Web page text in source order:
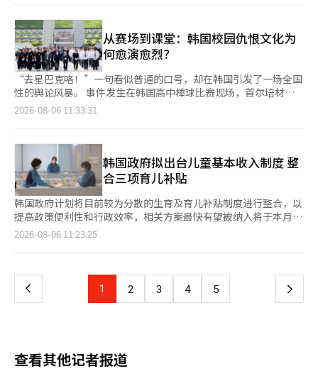
储芯片企业的来势汹汹。近期成功在A股上市的长鑫存储借助全球
存储器供应紧张的市场环境，向持续约30年的全球DRAM“三强格
局”发起挑战。 CXMT今年第二季度全球DRAM市场份额已达到约
7%，同比增速超过700%。通过此次IPO，公司筹集约14万亿韩元
资金，并计划投入生产线扩张和技术研发，以进一步缩小与全球领
先企业之间的差距。 除存储器生产能力外，中国半导体设备产业
的自主化进程也在加快。在先进极紫外（EUV）光刻设备受到美国
内人士表示，今年下半年存储器供应不足带来的景气行情仍将持
续，这种趋势预计可能延续至明年。必须密切关注以长鑫存储为代
表的中国企业不断扩大的存储器供应能力，以及其对全球市场格局
产生的影响。
在本月7日达到峰值，首尔最高气温预计将达39℃，仁川、光州最
高38℃，大田、大邱37℃。随着大气环流发生变化，自本周末
起，高空云层增多、日照减弱，来自东部海域的湿润气流将为东海
岸和济州地区带来明显降雨，高温天气将有所缓和。 不过，气象
部门指出，此次降温并不意味着酷暑结束。未来一周，全国大部分
地区白天气温仍将维持在28至36摄氏度之间，明显高于常年同期
水平，部分地区体感温度仍可能接近35摄氏度。 受东风影响，江
原道东海岸及山区、庆尚北道东部沿海和济州山区周末将出现较强
滑坡等次生灾害。 此外，今年第13号台风“海豚”预计将于10日
前后登陆中国上海以南沿海地区。气象厅表示，台风过后东亚大气
环流仍存在较大不确定性，不排除副热带高压再次加强，导致极端
高温卷土重来的可能。
韩国股市极高的市值权重。连彭博社都开始担忧，韩国市场变得越
来越“不适合投资”。 太阳底下无新事，当监管部门近期再次出
台提高保证金等措施时，人们发现，这些办法几乎都是十多年前已
经用过的“老配方”。如果当初多翻翻历史档案，也许今天就不用
重新补这堂课。 金融创新当然值得鼓励，但创新不等于放大杠
杆，更不意味着忘记历史。尤其是在投资者本就偏爱高风险产品的
市场环境中，任何制度设计都应充分考虑行为特征，而不是只看到
产品本身的吸引力。 市场需要活力，也需要边界。真正成熟的资
持合理匹配。历史不会简单重复，但总会以相似的方式提醒后来
者：比金融创新更重要的，是对风险保持敬畏。
地学生文化交流机构密切合作取得的重要成果。按照计划，修学旅
行团将在暑假期间，于本月分四次陆续到访忠清南道。 首批活动
已于近日顺利举行，来自山东省及其他地区的约150名青少年和家
长参加了此次交流活动。访问期间，团员们参与了中韩青少年艺术
交流、安全教育体验等具有忠清南道特色的项目，对活动内容给予
了较高评价。 忠清南道政府表示，在后续行程中，将继续向旅行
团推介当地重点旅游资源、特色节庆活动及文化体验项目，为今后
吸引更多中国团体游客赴忠清南道旅游奠定基础。 忠清南道还计
关机构的合作，扩大在中国市场的宣传推广力度，并结合夜间旅游
资源，开发集旅游、文化交流、兴趣体验于一体的复合型停留式旅
游产品，提升中国游客在当地的停留时间和旅游消费。 忠清南道
政府负责人表示，此次成功吸引中国青少年修学旅行团，具有深化
国际文化交流的重要意义。未来，忠清南道将继续依托海外办事机
构，持续拓展各类国际交流项目，积极吸引更多海外游客到访，推
动地区旅游业高质量发展。 此外，忠清南道中国办事处还计划以
青少年交流为起点，围绕忠清南道第九届地方政府提出的弘
扬“忠、孝、礼”忠清精神目标，逐步扩大中韩文化交流范围，未
往来。
从赛场到课堂：韩国校园仇恨文化为
何愈演愈烈？
“去星巴克咯！”一句看似普通的口号，却在韩国引发了一场全国
性的舆论风暴。 事件发生在韩国高中棒球比赛现场，首尔培材高
中棒球队在与光州一中比赛时，集体高喊“去星巴克咯”作为应援
营销争议密切相关。今年5月18日光州民主化运动纪念日当天，星
巴克韩国在营销文案中使用了“坦克日”等措辞，被舆论质疑影射
并消费“5·18”光州民主化运动，随后遭到广泛谴责。虽然企业
方面否认存在相关意图，但围绕“星巴克”这一符号的社会争议至
今尚未平息。 在这一背景下，培材高中棒球队将“去星巴克
咯”作为比赛应援口号，被不少韩国媒体和教育界人士认为已经超
出了普通玩笑的范畴，赤裸裸地揭开了长期积累的校园“仇恨文
化”。 近年来，“鳐鱼（홍어）”“左派（좌빨）”“支那（짱
깨）”等带有地域歧视、政治攻击、性别偏见乃至种族歧视色彩的
多起源于韩国部分极右翼网络社区，具有鲜明的政治和社会语境。
但在校园中，它们却逐渐脱离原有背景，被不少学生当作网络流行
区“日刊Best收藏所”（ILBE）中，“鳐鱼”逐渐演变成针对全
2026-08-06 11:33:31
韩国政府拟出台儿童基本收入制度 整
合三项育儿补贴
韩国政府计划将目前较为分散的生育及育儿补贴制度进行整合，以
提高政策便利性和行政效率，相关方案最快有望被纳入将于本月公
布的明年政府预算案。 综合国会及相关政府部门消息，保健福祉
的统一补贴制度将采用全新名称，体现李在明政府的政策特色。政
收入等现有制度，命名为儿童基本收入。 现有的三项普惠育儿补
贴在发放对象、发放时间及方式上各不相同。其中父母补贴面向0-
并实施的《儿童补贴法》，领取年龄将逐步扩大，到2030年覆盖
至13周岁儿童。 “初次见面券”则在新生儿出生时一次性以消费
2026-08-06 11:23:25
上
页
1 2 3 4 5 下
查看其他记者报道